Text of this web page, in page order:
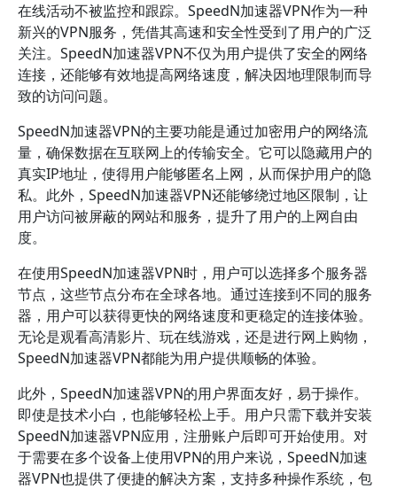
在线活动不被监控和跟踪。SpeedN加速器VPN作为一种
新兴的VPN服务，凭借其高速和安全性受到了用户的广泛
关注。SpeedN加速器VPN不仅为用户提供了安全的网络
连接，还能够有效地提高网络速度，解决因地理限制而导
致的访问问题。
SpeedN加速器VPN的主要功能是通过加密用户的网络流
量，确保数据在互联网上的传输安全。它可以隐藏用户的
真实IP地址，使得用户能够匿名上网，从而保护用户的隐
私。此外，SpeedN加速器VPN还能够绕过地区限制，让
用户访问被屏蔽的网站和服务，提升了用户的上网自由
度。
在使用SpeedN加速器VPN时，用户可以选择多个服务器
节点，这些节点分布在全球各地。通过连接到不同的服务
器，用户可以获得更快的网络速度和更稳定的连接体验。
无论是观看高清影片、玩在线游戏，还是进行网上购物，
SpeedN加速器VPN都能为用户提供顺畅的体验。
此外，SpeedN加速器VPN的用户界面友好，易于操作。
即使是技术小白，也能够轻松上手。用户只需下载并安装
SpeedN加速器VPN应用，注册账户后即可开始使用。对
于需要在多个设备上使用VPN的用户来说，SpeedN加速
器VPN也提供了便捷的解决方案，支持多种操作系统，包